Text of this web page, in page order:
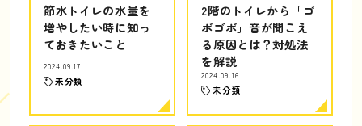
節水トイレの水量を
増やしたい時に知っ
ておきたいこと
2024.09.17
未分類
2階のトイレから「ゴ
ボゴボ」音が聞こえ
る原因とは？対処法
を解説
2024.09.16
未分類